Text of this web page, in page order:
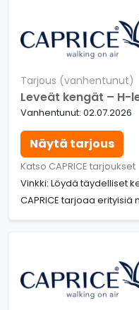
Tarjous (vanhentunut)
Leveät kengät – H-
Vanhentunut: 02.07.2026
Näytä tarjous
Katso CAPRICE tarjoukset
Vinkki: Löydä täydelliset
CAPRICE tarjoaa